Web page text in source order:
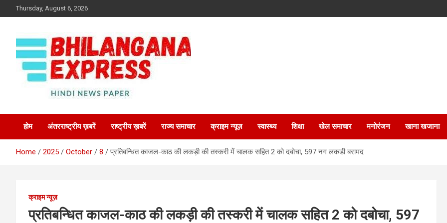
to
Thursday, August 6, 2026
Bhilangana Express
होम अंतरराष्ट्रीय ख़बरें राष्ट्रीय ख़बरें राज्य समाचार क्राइम न्यूज़ स्वास्थ्य शिक्षा खेल समाचार मनोरंजन खाना खजाना
Home 2025 October 8 प्रतिबन्धित काजल-काठ की लकड़ी की तस्करी में चालक सहित 2 को दबोचा, 597 नग लकडी बरामद
क्राइम न्यूज़
प्रतिबन्धित काजल-काठ की लकड़ी की तस्करी में चालक सहित 2 को दबोचा, 597